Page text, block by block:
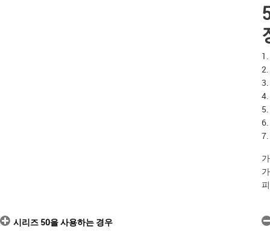
시리즈 50을 사용하는 경우